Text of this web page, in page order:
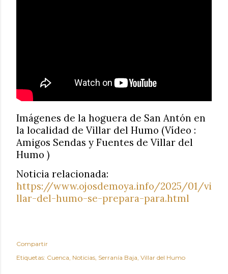
Imágenes de la hoguera de San Antón en
la localidad de Villar del Humo (Vídeo :
Amigos Sendas y Fuentes de Villar del
Humo )
Noticia relacionada:
https://www.ojosdemoya.info/2025/01/vi
llar-del-humo-se-prepara-para.html
Compartir
Etiquetas: Cuenca Noticias Serranía Baja Villar del Humo